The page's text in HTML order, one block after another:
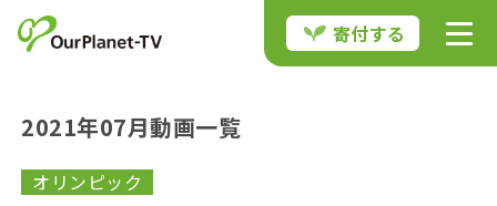
寄付する
2021年07月動画一覧
オリンピック